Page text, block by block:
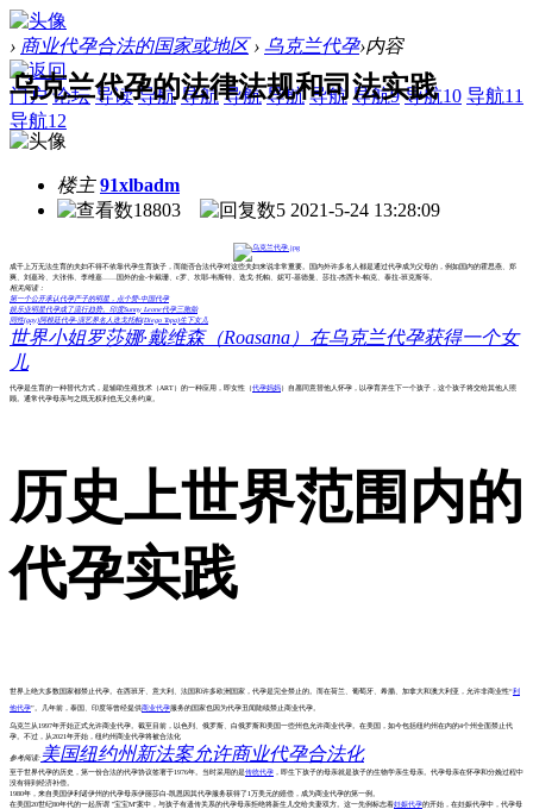
› 商业代孕合法的国家或地区 › 乌克兰代孕›内容
门户 论坛 导读 导航 导航 导航 导航 导航 导航9 导航10 导航11
导航12
乌克兰代孕的法律法规和司法实践
楼主 91xlbadm
18803
5 2021-5-24 13:28:09
成千上万无法生育的夫妇不得不依靠代孕生育孩子，而能否合法代孕对这些夫妇来说非常重要。国内外许多名人都是通过代孕成为父母的，例如国内的霍思燕、郑
爽、刘嘉玲、大张伟、李维嘉……国外的金-卡戴珊、c罗、坎耶-韦斯特、迭戈·托帕、妮可-基德曼、莎拉-杰西卡-帕克、泰拉-班克斯等。
相关阅读：
第一个公开承认代孕产子的明星，点个赞-中国代孕
娱乐业明星代孕成了流行趋势。 印度Sunny Leone代孕三胞胎
同性(gay)阿根廷代孕-演艺界名人迭戈托帕(Diego Topa)生下女儿
世界小姐罗莎娜·戴维森（Roasana）在乌克兰代孕获得一个女
儿
代孕是生育的一种替代方式，是辅助生殖技术（ART）的一种应用，即女性（代孕妈妈）自愿同意替他人怀孕，以孕育并生下一个孩子，这个孩子将交给其他人照
顾。通常代孕母亲与之既无权利也无义务约束。
历史上世界范围内的
代孕实践
世界上绝大多数国家都禁止代孕。在西班牙、意大利、法国和许多欧洲国家，代孕是完全禁止的。而在荷兰、葡萄牙、希腊、加拿大和澳大利亚，允许非商业性“利
他代孕”。几年前，泰国、印度等曾经提供商业代孕服务的国家也因为代孕丑闻陆续禁止商业代孕。
乌克兰从1997年开始正式允许商业代孕。截至目前，以色列、俄罗斯、白俄罗斯和美国一些州也允许商业代孕。在美国，如今包括纽约州在内的4个州全面禁止代
孕。不过，从2021年开始，纽约州商业代孕将被合法化
参考阅读:美国纽约州新法案允许商业代孕合法化
至于世界代孕的历史，第一份合法的代孕协议签署于1976年。当时采用的是传统代孕 ，即生下孩子的母亲就是孩子的生物学亲生母亲。代孕母亲在怀孕和分娩过程中
没有得到经济补偿。
1980年，来自美国伊利诺伊州的代孕母亲伊丽莎白-凯恩因其代孕服务获得了1万美元的赔偿，成为商业代孕的第一例。
在美国20世纪80年代的一起所谓 "宝宝M"案中，与孩子有遗传关系的代孕母亲拒绝将新生儿交给夫妻双方。这一先例标志着妊娠代孕的开始，在妊娠代孕中，代孕母